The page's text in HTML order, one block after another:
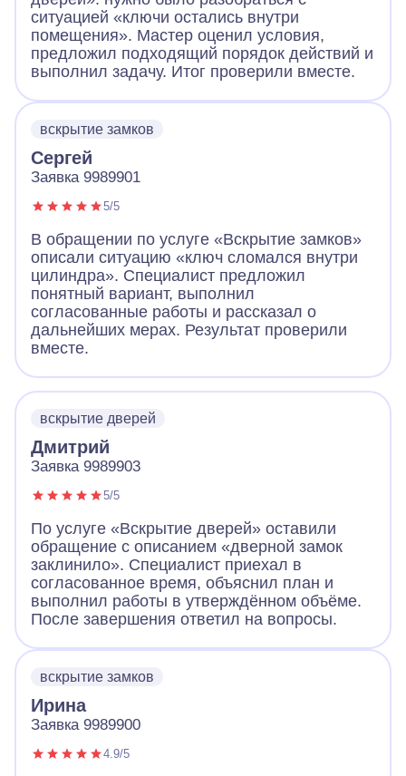
ситуацией «ключи остались внутри
помещения». Мастер оценил условия,
предложил подходящий порядок действий и
выполнил задачу. Итог проверили вместе.
вскрытие замков
Сергей
Заявка 9989901
5/5
В обращении по услуге «Вскрытие замков»
описали ситуацию «ключ сломался внутри
цилиндра». Специалист предложил
понятный вариант, выполнил
согласованные работы и рассказал о
дальнейших мерах. Результат проверили
вместе.
вскрытие дверей
Дмитрий
Заявка 9989903
5/5
По услуге «Вскрытие дверей» оставили
обращение с описанием «дверной замок
заклинило». Специалист приехал в
согласованное время, объяснил план и
выполнил работы в утверждённом объёме.
После завершения ответил на вопросы.
вскрытие замков
Ирина
Заявка 9989900
4.9/5